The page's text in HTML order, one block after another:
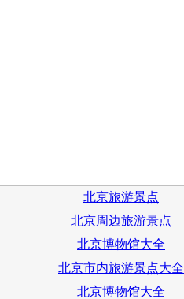
北京旅游景点
北京周边旅游景点
北京博物馆大全
北京市内旅游景点大全
北京博物馆大全